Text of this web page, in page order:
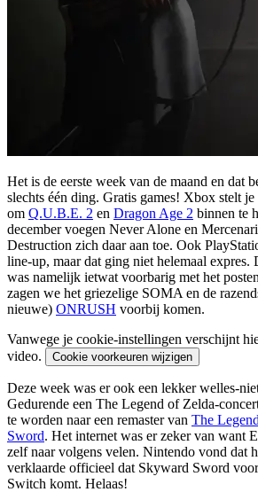
Het is de eerste week van de maand en dat
slechts één ding. Gratis games! Xbox stelt
om Q.U.B.E. 2 en Dragon Age 2 binnen te
december voegen Never Alone en
Destruction zich daar aan toe. Ook
line-up, maar dat ging niet helemaal expres.
was namelijk ietwat voorbarig met het
zagen we het griezelige SOMA en de
nieuwe) ONRUSH voorbij komen.
Vanwege je cookie-instellingen verschijnt
video.
Cookie voorkeuren wijzigen
Deze week was er ook een lekker welles-
Gedurende een The Legend of Zelda-
te worden naar een remaster van The
Sword. Het internet was er zeker van want
zelf naar volgens velen. Nintendo vond dat
verklaarde officieel dat Skyward Sword
Switch komt. Helaas!